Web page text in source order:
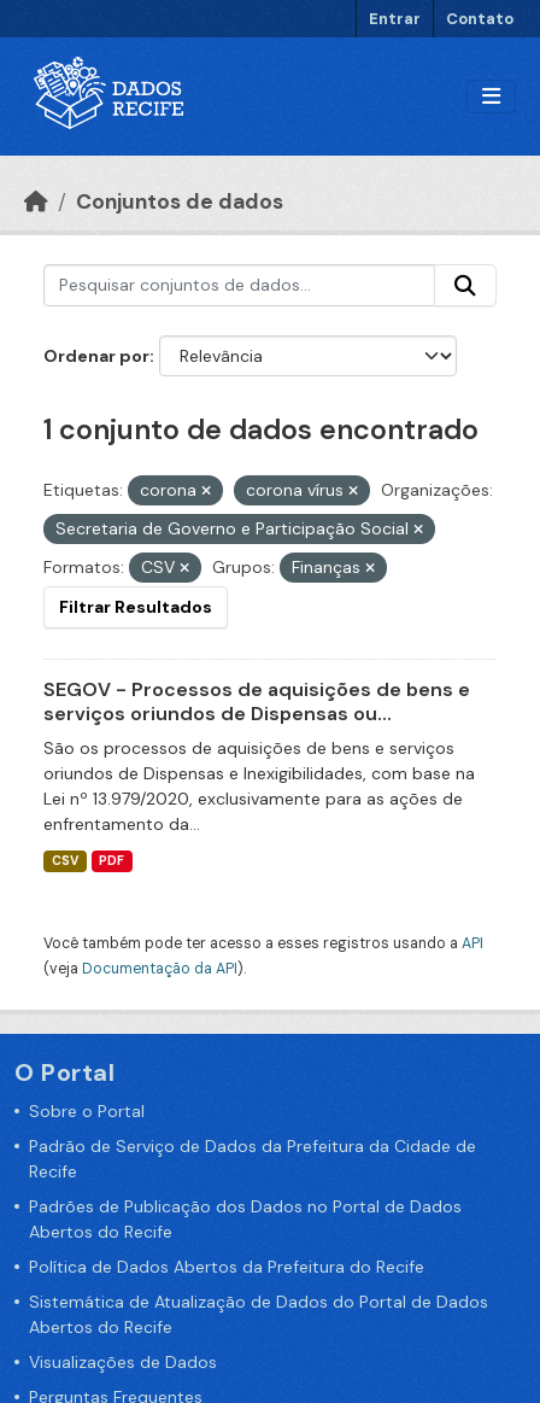
Entrar Contato
Conjuntos de dados
Ordenar por
1 conjunto de dados encontrado
Etiquetas: corona corona vírus
Organizações:
Secretaria de Governo e Participação Social
Formatos:
CSV Grupos:
Finanças
Filtrar Resultados
SEGOV - Processos de aquisições de bens e
serviços oriundos de Dispensas ou...
São os processos de aquisições de bens e serviços
oriundos de Dispensas e Inexigibilidades, com base na
Lei nº 13.979/2020, exclusivamente para as ações de
enfrentamento da...
CSV PDF
Você também pode ter acesso a esses registros usando a API
(veja Documentação da API).
O Portal
Sobre o Portal
Padrão de Serviço de Dados da Prefeitura da Cidade de
Recife
Padrões de Publicação dos Dados no Portal de Dados
Abertos do Recife
Política de Dados Abertos da Prefeitura do Recife
Sistemática de Atualização de Dados do Portal de Dados
Abertos do Recife
Visualizações de Dados
Perguntas Frequentes